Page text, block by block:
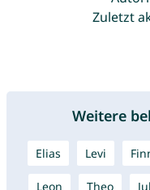
Zuletzt
Weitere
Elias Levi
Leon Theo